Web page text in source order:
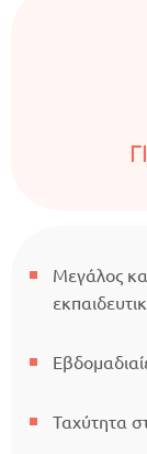
Μεγάλος
Ταχύτητα